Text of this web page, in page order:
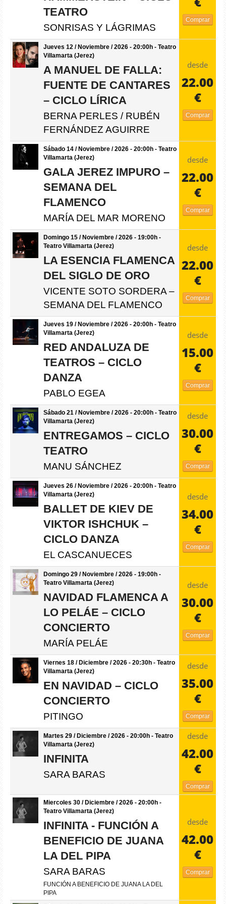
TEATRO
SONRISAS Y LÁGRIMAS
Comprar
Jueves 12 / Noviembre / 2026 - 20:00h - Teatro
Villamarta (Jerez)
A MANUEL DE FALLA:
FUENTE DE CANTARES
– CICLO LÍRICA
BERNA PERLES / RUBÉN
FERNÁNDEZ AGUIRRE
desde
22.00
€
Comprar
Sábado 14 / Noviembre / 2026 - 20:00h - Teatro
Villamarta (Jerez)
GALA JEREZ IMPURO –
SEMANA DEL
FLAMENCO
MARÍA DEL MAR MORENO
desde
22.00
€
Comprar
Domingo 15 / Noviembre / 2026 - 19:00h -
Teatro Villamarta (Jerez)
LA ESENCIA FLAMENCA
DEL SIGLO DE ORO
VICENTE SOTO SORDERA –
SEMANA DEL FLAMENCO
desde
22.00
€
Comprar
Jueves 19 / Noviembre / 2026 - 20:00h - Teatro
Villamarta (Jerez)
RED ANDALUZA DE
TEATROS – CICLO
DANZA
PABLO EGEA
desde
15.00
€
Comprar
Sábado 21 / Noviembre / 2026 - 20:00h - Teatro
Villamarta (Jerez)
ENTREGAMOS – CICLO
TEATRO
MANU SÁNCHEZ
desde
30.00
€
Comprar
Jueves 26 / Noviembre / 2026 - 20:00h - Teatro
Villamarta (Jerez)
BALLET DE KIEV DE
VIKTOR ISHCHUK –
CICLO DANZA
EL CASCANUECES
desde
34.00
€
Comprar
Domingo 29 / Noviembre / 2026 - 19:00h -
Teatro Villamarta (Jerez)
NAVIDAD FLAMENCA A
LO PELÁE – CICLO
CONCIERTO
MARÍA PELÁE
desde
30.00
€
Comprar
Viernes 18 / Diciembre / 2026 - 20:30h - Teatro
Villamarta (Jerez)
EN NAVIDAD – CICLO
CONCIERTO
PITINGO
desde
35.00
€
Comprar
Martes 29 / Diciembre / 2026 - 20:00h - Teatro
Villamarta (Jerez)
INFINITA
SARA BARAS
desde
42.00
€
Comprar
Miercoles 30 / Diciembre / 2026 - 20:00h -
Teatro Villamarta (Jerez)
INFINITA - FUNCIÓN A
BENEFICIO DE JUANA
LA DEL PIPA
SARA BARAS
FUNCIÓN A BENEFICIO DE JUANA LA DEL
PIPA
desde
42.00
€
Comprar